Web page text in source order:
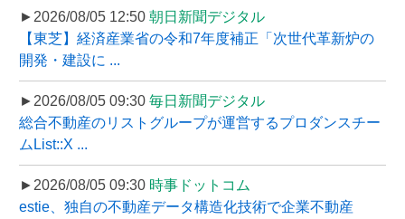
►2026/08/05 12:50 朝日新聞デジタル
【東芝】経済産業省の令和7年度補正「次世代革新炉の
開発・建設に ...
►2026/08/05 09:30 毎日新聞デジタル
総合不動産のリストグループが運営するプロダンスチー
ムList::X ...
►2026/08/05 09:30 時事ドットコム
estie、独自の不動産データ構造化技術で企業不動産